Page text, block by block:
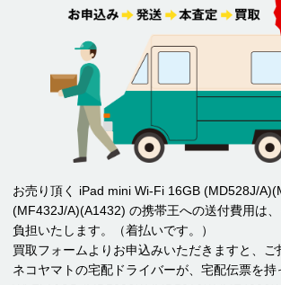
お売り頂く iPad mini Wi-Fi 16GB (MD528J/
(MF432J/A)(A1432) の携帯王への送付費用は
負担いたします。（着払いです。）
買取フォームよりお申込みいただきますと、ご
ネコヤマトの宅配ドライバーが、宅配伝票を